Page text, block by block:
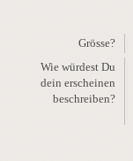
Grösse?
Wie würdest Du
dein erscheinen
beschreiben?